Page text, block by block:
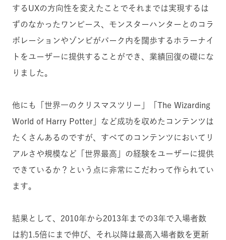
するUXの方向性を変えたことでそれまでは実現するは
ずのなかったワンピース、モンスターハンターとのコラ
ボレーションやゾンビがパーク内を闊歩するホラーナイ
トをユーザーに提供することができ、業績回復の礎にな
りました。
他にも「世界一のクリスマスツリー」「The Wizarding
World of Harry Potter」など成功を収めたコンテンツは
たくさんあるのですが、すべてのコンテンツにおいてリ
アルさや規模など「世界最高」の経験をユーザーに提供
できているか？という点に非常にこだわって作られてい
ます。
結果として、2010年から2013年までの3年で入場者数
は約1.5倍にまで伸び、それ以降は最高入場者数を更新